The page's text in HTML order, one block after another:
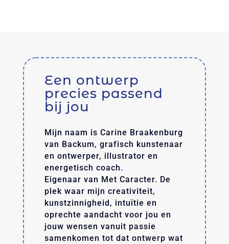
Een ontwerp
precies passend
bij jou
Mijn naam is Carine Braakenburg
van Backum, grafisch kunstenaar
en ontwerper, illustrator en
energetisch coach.
Eigenaar van Met Caracter. De
plek waar mijn creativiteit,
kunstzinnigheid, intuïtie en
oprechte aandacht voor jou en
jouw wensen vanuit passie
samenkomen tot dat ontwerp wat